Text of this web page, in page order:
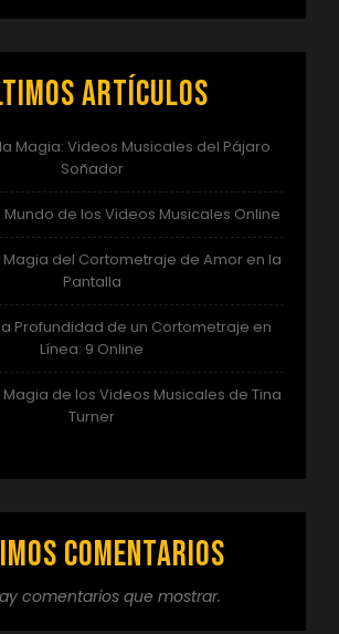
artículos
Magia: Videos Musicales del Pájaro
Soñador
de los Videos Musicales Online
Magia del Cortometraje de Amor en la
Pantalla
Profundidad de un Cortometraje en
Línea: 9 Online
de los Videos Musicales de Tina
Turner
comentarios
comentarios que mostrar.